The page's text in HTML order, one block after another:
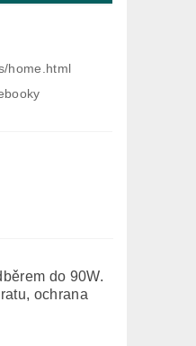
home.html
do 90W.
ochrana